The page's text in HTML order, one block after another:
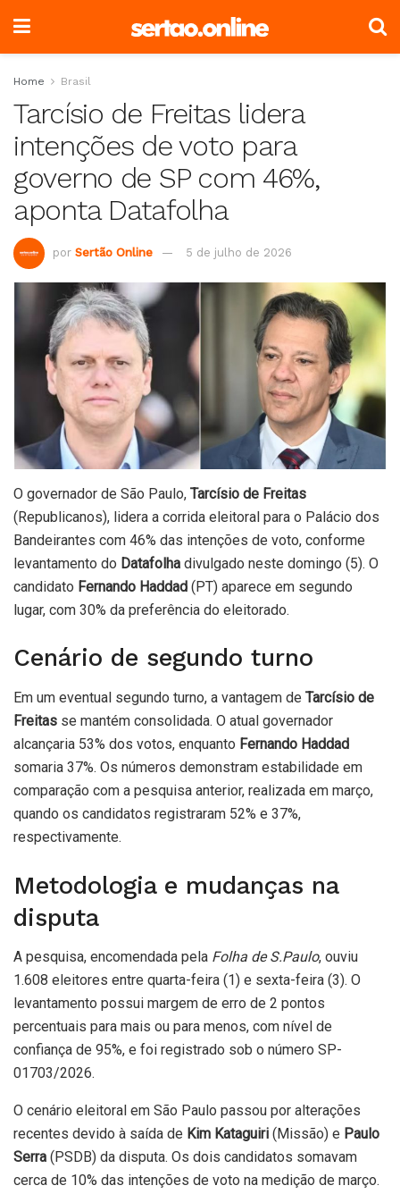
Home Brasil
Tarcísio de Freitas lidera
intenções de voto para
governo de SP com 46%,
aponta Datafolha
por Sertão Online 5 de julho de 2026
O governador de São Paulo, Tarcísio de Freitas
(Republicanos), lidera a corrida eleitoral para o Palácio dos
Bandeirantes com 46% das intenções de voto, conforme
levantamento do Datafolha divulgado neste domingo (5). O
candidato Fernando Haddad (PT) aparece em segundo
lugar, com 30% da preferência do eleitorado.
Cenário de segundo turno
Em um eventual segundo turno, a vantagem de Tarcísio de
Freitas se mantém consolidada. O atual governador
alcançaria 53% dos votos, enquanto Fernando Haddad
somaria 37%. Os números demonstram estabilidade em
comparação com a pesquisa anterior, realizada em março,
quando os candidatos registraram 52% e 37%,
respectivamente.
Metodologia e mudanças na
disputa
A pesquisa, encomendada pela Folha de S.Paulo, ouviu
1.608 eleitores entre quarta-feira (1) e sexta-feira (3). O
levantamento possui margem de erro de 2 pontos
percentuais para mais ou para menos, com nível de
confiança de 95%, e foi registrado sob o número SP-
01703/2026.
O cenário eleitoral em São Paulo passou por alterações
recentes devido à saída de Kim Kataguiri (Missão) e Paulo
Serra (PSDB) da disputa. Os dois candidatos somavam
cerca de 10% das intenções de voto na medição de março.